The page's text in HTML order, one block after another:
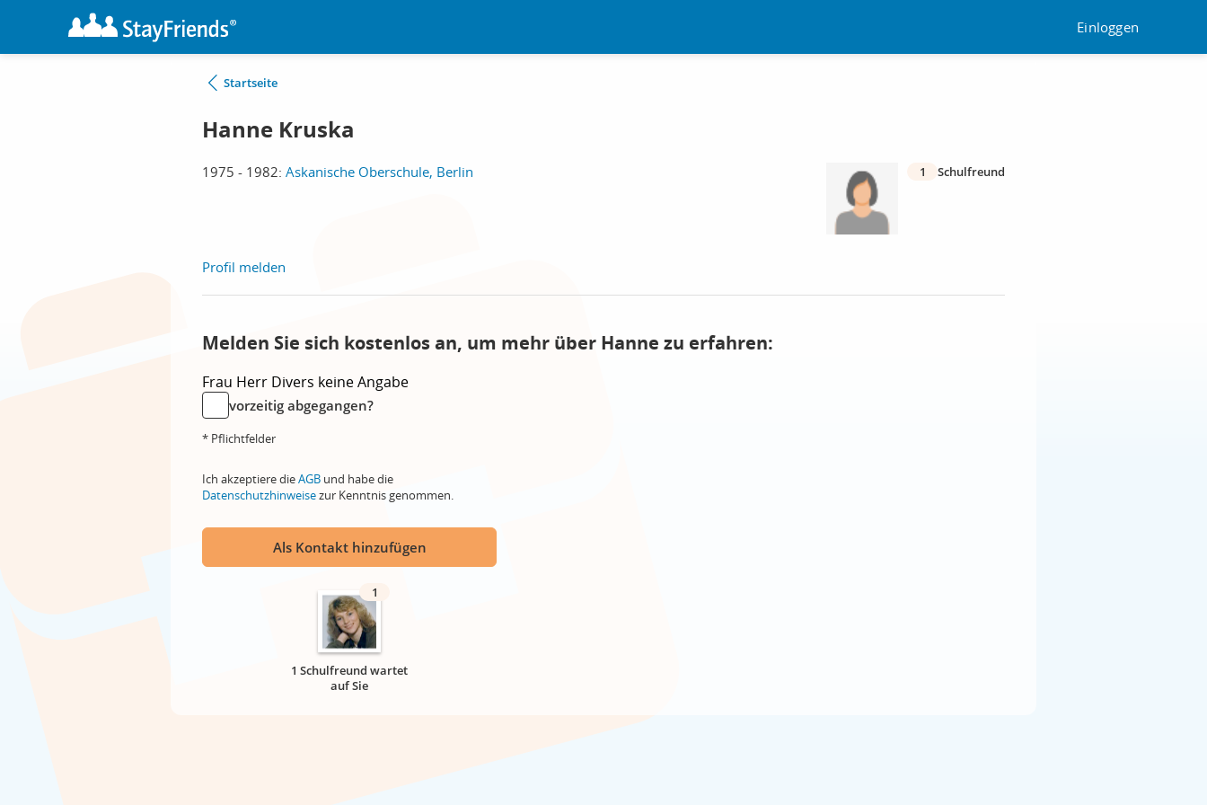
Einloggen
Startseite
Hanne Kruska
1975 - 1982: Askanische Oberschule, Berlin 1 Schulfreund
Profil melden
Melden Sie sich kostenlos an, um mehr über Hanne zu erfahren:
Frau Herr Divers keine Angabe
vorzeitig abgegangen?
* Pflichtfelder
Ich akzeptiere dieAGB und habe die
Datenschutzhinweisezur Kenntnis genommen.
Als Kontakt hinzufügen
1
1 Schulfreund wartet
auf Sie